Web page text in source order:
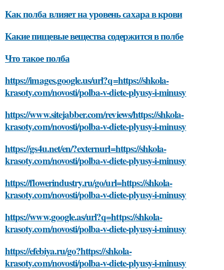
Как полба влияет на уровень сахара в крови
Какие пищевые вещества содержится в полбе
Что такое полба
https://images.google.us/url?q=https://shkola-
krasoty.com/novosti/polba-v-diete-plyusy-i-minusy
https://www.sitejabber.com/reviews/https://shkola-
krasoty.com/novosti/polba-v-diete-plyusy-i-minusy
https://gs4u.net/en/?externurl=https://shkola-
krasoty.com/novosti/polba-v-diete-plyusy-i-minusy
https://flowerindustry.ru/go/url=https://shkola-
krasoty.com/novosti/polba-v-diete-plyusy-i-minusy
https://www.google.as/url?q=https://shkola-
krasoty.com/novosti/polba-v-diete-plyusy-i-minusy
https://efebiya.ru/go?https://shkola-
krasoty.com/novosti/polba-v-diete-plyusy-i-minusy